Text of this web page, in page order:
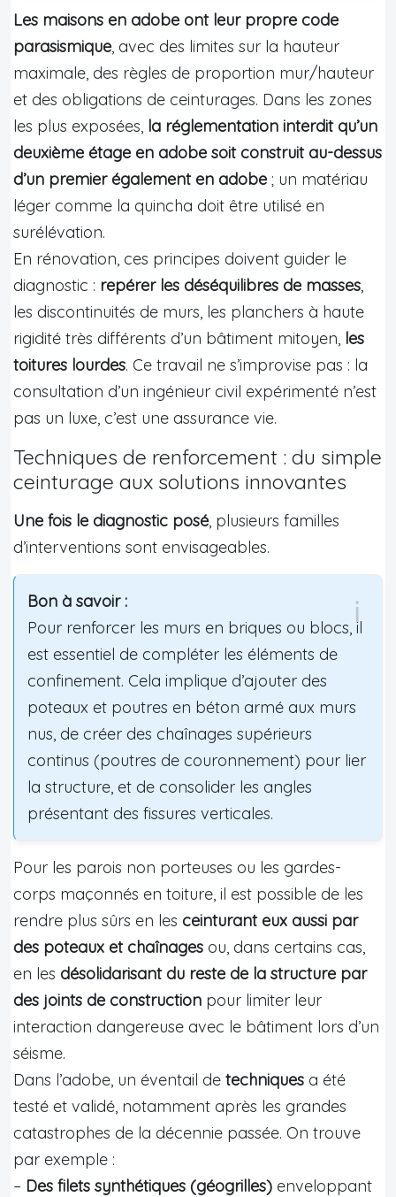
Les maisons en adobe ont leur propre code
parasismique, avec des limites sur la hauteur
maximale, des règles de proportion mur/hauteur
et des obligations de ceinturages. Dans les zones
les plus exposées, la réglementation interdit qu’un
deuxième étage en adobe soit construit au-dessus
d’un premier également en adobe ; un matériau
léger comme la quincha doit être utilisé en
surélévation.
En rénovation, ces principes doivent guider le
diagnostic : repérer les déséquilibres de masses,
les discontinuités de murs, les planchers à haute
rigidité très différents d’un bâtiment mitoyen, les
toitures lourdes. Ce travail ne s’improvise pas : la
consultation d’un ingénieur civil expérimenté n’est
pas un luxe, c’est une assurance vie.
Techniques de renforcement : du simple
ceinturage aux solutions innovantes
Une fois le diagnostic posé, plusieurs familles
d’interventions sont envisageables.
Bon à savoir :
Pour renforcer les murs en briques ou blocs, il
est essentiel de compléter les éléments de
confinement. Cela implique d’ajouter des
poteaux et poutres en béton armé aux murs
nus, de créer des chaînages supérieurs
continus (poutres de couronnement) pour lier
la structure, et de consolider les angles
présentant des fissures verticales.
Pour les parois non porteuses ou les gardes-
corps maçonnés en toiture, il est possible de les
rendre plus sûrs en les ceinturant eux aussi par
des poteaux et chaînages ou, dans certains cas,
en les désolidarisant du reste de la structure par
des joints de construction pour limiter leur
interaction dangereuse avec le bâtiment lors d’un
séisme.
Dans l’adobe, un éventail de techniques a été
testé et validé, notamment après les grandes
catastrophes de la décennie passée. On trouve
par exemple :
– Des filets synthétiques (géogrilles) enveloppant